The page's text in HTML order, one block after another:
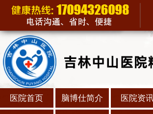
医院首页 脑博仕简介 医院资